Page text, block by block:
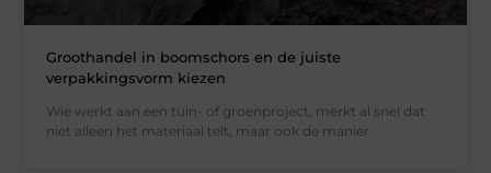
Groothandel in boomschors en de juiste
verpakkingsvorm kiezen
Wie werkt aan een tuin- of groenproject, merkt al snel dat
niet alleen het materiaal telt, maar ook de manier